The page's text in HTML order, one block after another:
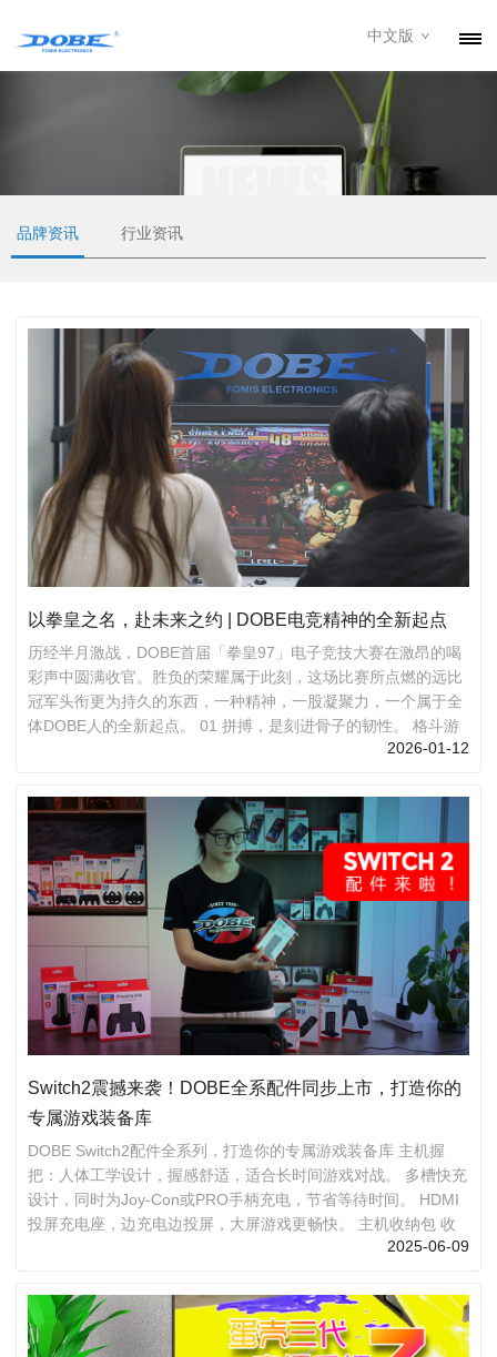
联系我们
经销商
中文版
品牌资讯 行业资讯
以拳皇之名，赴未来之约 | DOBE电竞精神的全新起点
历经半月激战，DOBE首届「拳皇97」电子竞技大赛在激昂的喝
彩声中圆满收官。胜负的荣耀属于此刻，这场比赛所点燃的远比
冠军头衔更为持久的东西，一种精神，一股凝聚力，一个属于全
体DOBE人的全新起点。 01 拼搏，是刻进骨子的韧性。 格斗游
戏的灵魂，是逆境时的沉着周旋，是被压制时的敏锐反击，更是
一次格挡与连击，诠释了“不认输、敢拼搏”的硬核态度。那不仅
是肌肉记忆，更是全情投入的热爱。赛场终会寂静，但被点燃的
斗志应当长明。愿这份从指尖燃至心底的力量被我们珍藏，并带
入未来的每一程：在工作中，化为攻坚克难的执着与精益求精
的...
2026-01-12
Switch2震撼来袭！DOBE全系配件同步上市，打造你的
专属游戏装备库
DOBE Switch2配件全系列，打造你的专属游戏装备库 主机握
把：人体工学设计，握感舒适，适合长时间游戏对战。 多槽快充
设计，同时为Joy-Con或PRO手柄充电，节省等待时间。 HDMI
投屏充电座，边充电边投屏，大屏游戏更畅快。 主机收纳包 收
纳包，可收纳Switch2主机、充电器、手柄及游戏卡带，出行无
2025-06-09